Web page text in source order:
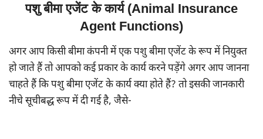
पशु बीमा एजेंट के कार्य (Animal Insurance
Agent Functions)
अगर आप किसी बीमा कंपनी में एक पशु बीमा एजेंट के रूप में नियुक्त
हो जाते हैं तो आपको कई प्रकार के कार्य करने पड़ेंगे अगर आप जानना
चाहते हैं कि पशु बीमा एजेंट के कार्य क्या होते हैं? तो इसकी जानकारी
नीचे सूचीबद्ध रूप में दी गई है, जैसे-